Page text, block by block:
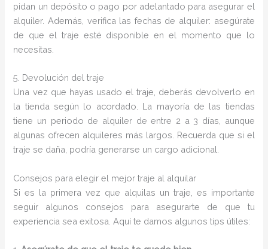
pidan un depósito o pago por adelantado para asegurar el
alquiler. Además, verifica las fechas de alquiler: asegúrate
de que el traje esté disponible en el momento que lo
necesitas.
5. Devolución del traje
Una vez que hayas usado el traje, deberás devolverlo en
la tienda según lo acordado. La mayoría de las tiendas
tiene un periodo de alquiler de entre 2 a 3 días, aunque
algunas ofrecen alquileres más largos. Recuerda que si el
traje se daña, podría generarse un cargo adicional.
Consejos para elegir el mejor traje al alquilar
Si es la primera vez que alquilas un traje, es importante
seguir algunos consejos para asegurarte de que tu
experiencia sea exitosa. Aquí te damos algunos tips útiles: